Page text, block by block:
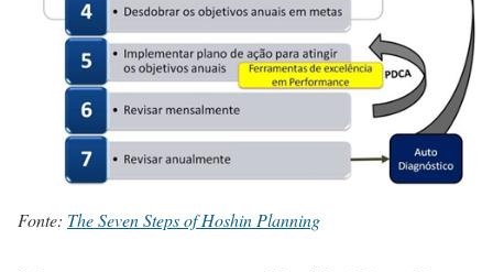
Fonte: The Seven Steps of Hoshin Planning